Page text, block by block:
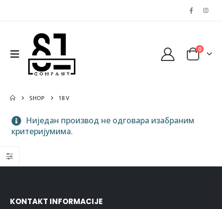
0
SHOP 18 V
Ниједан производ не одговара изабраним
критеријумима.
KONTAKT INFORMACIJE